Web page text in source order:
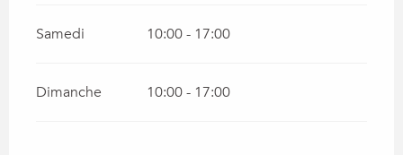
Samedi 10:00 - 17:00
Dimanche 10:00 - 17:00